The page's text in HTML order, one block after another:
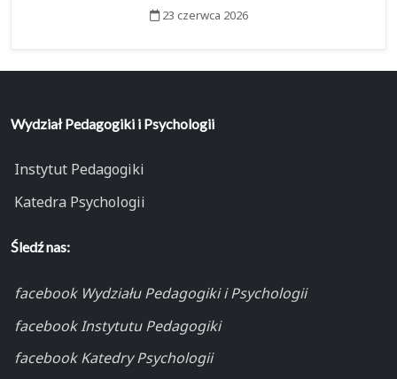
23 czerwca 2026
Wydział Pedagogiki i Psychologii
Instytut Pedagogiki
Katedra Psychologii
Śledź nas:
facebook Wydziału Pedagogiki i Psychologii
facebook Instytutu Pedagogiki
facebook Katedry Psychologii